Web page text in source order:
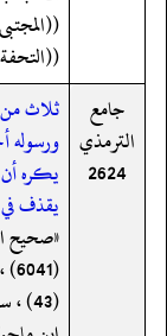
((التحفة))
جامع
الترمذي
2624
ثلاث
ورسوله
يكره
يقذف في